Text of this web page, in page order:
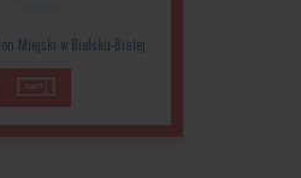
Miejski w Bielsku-Białej